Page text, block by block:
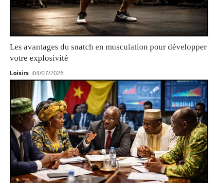
Les avantages du snatch en musculation pour développer
votre explosivité
Loisirs 04/07/2026